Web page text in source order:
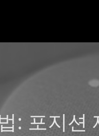
: 포지션